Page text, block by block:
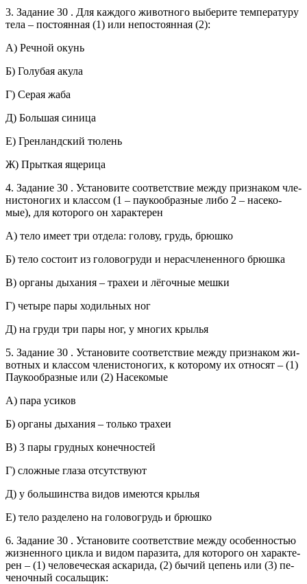
3. За­да­ние 30 . Для каж­до­го жи­вот­но­го вы­бе­ри­те тем­пе­ра­ту­ру
тела – по­сто­ян­ная (1) или не­по­сто­ян­ная (2):
А) Реч­ной окунь
Б) Го­лу­бая акула
Г) Серая жаба
Д) Боль­шая си­ни­ца
Е) Грен­ланд­ский тю­лень
Ж) Прыт­кая яще­ри­ца
4. За­да­ние 30 . Уста­но­ви­те со­от­вет­ствие между при­зна­ком чле­
ни­сто­но­гих и клас­сом (1 – па­у­ко­об­раз­ные либо 2 – на­се­ко­
мые), для ко­то­ро­го он ха­рак­те­рен
А) тело имеет три от­де­ла: го­ло­ву, грудь, брюш­ко
Б) тело со­сто­ит из го­ло­во­гру­ди и не­рас­чле­нен­но­го брюш­ка
В) ор­га­ны ды­ха­ния – тра­хеи и лёгоч­ные мешки
Г) че­ты­ре пары хо­диль­ных ног
Д) на груди три пары ног, у мно­гих кры­лья
5. За­да­ние 30 . Уста­но­ви­те со­от­вет­ствие между при­зна­ком жи­
вот­ных и клас­сом чле­ни­сто­но­гих, к ко­то­ро­му их от­но­сят – (1)
Па­у­ко­об­раз­ные или (2) На­се­ко­мые
А) пара уси­ков
Б) ор­га­ны ды­ха­ния – толь­ко тра­хеи
В) 3 пары груд­ных ко­неч­но­стей
Г) слож­ные глаза от­сут­ству­ют
Д) у боль­шин­ства видов име­ют­ся кры­лья
Е) тело раз­де­ле­но на го­ло­во­грудь и брюш­ко
6. За­да­ние 30 . Уста­но­ви­те со­от­вет­ствие между осо­бен­но­стью
жиз­нен­но­го цикла и видом па­ра­зи­та, для ко­то­ро­го он ха­рак­те­
рен – (1) че­ло­ве­че­ская ас­ка­ри­да, (2) бычий це­пень или (3) пе­
че­ноч­ный со­саль­щик: